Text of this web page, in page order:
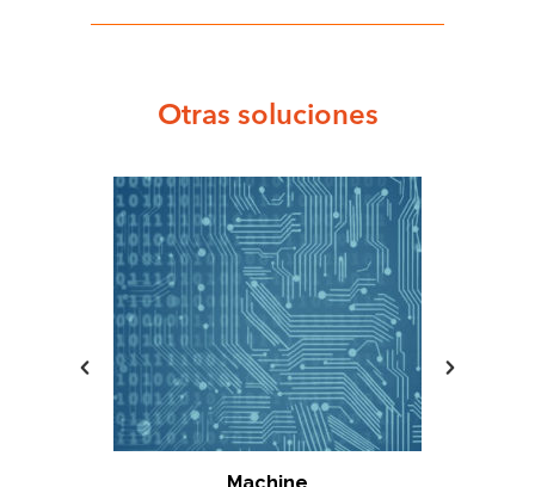
Otras soluciones